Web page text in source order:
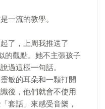
一流的教學。
了，上周我推送了
的觀點。她不主張孩子
過這樣一句話。
敏的耳朵和一顆打開
後，他們就會不使用
套話」來感受音樂，